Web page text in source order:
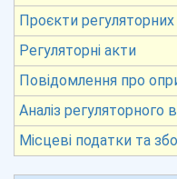
Проєкти регуляторних
Регуляторні акти
Повідомлення про
Аналіз регуляторного
Місцеві податки та